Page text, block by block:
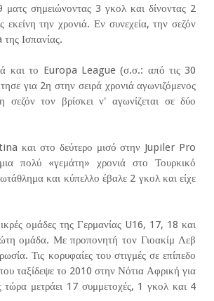
σημειώνοντας 3 γκολ και δίνοντας 2
την χρονιά. Εν συνεχεία, την σεζόν
Ισπανίας.
και το Europa League (σ.σ.: από τις 30
για 2η στην σειρά χρονιά αγωνιζόμενος
τον βρίσκει ν' αγωνίζεται σε δύο
και στο δεύτερο μισό στην Jupiler Pro
πολύ «γεμάτη» χρονιά στο Τουρκικό
και κύπελλο έβαλε 2 γκολ και είχε
ομάδες της Γερμανίας U16, 17, 18 και
ομάδα. Με προπονητή τον Γιοακίμ Λεβ
Τις κορυφαίες του στιγμές σε επίπεδο
ταξίδεψε το 2010 στην Νότια Αφρική για
μετράει 17 συμμετοχές, 1 γκολ και 4